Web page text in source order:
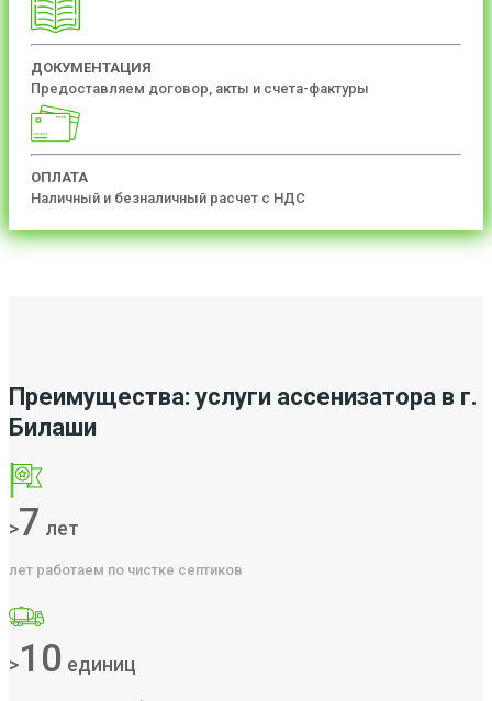
ДОКУМЕНТАЦИЯ
Предоставляем договор, акты и счета-фактуры
ОПЛАТА
Наличный и безналичный расчет с НДС
Преимущества: услуги ассенизатора в г.
Билаши
>7 лет
лет работаем по чистке септиков
>10 единиц